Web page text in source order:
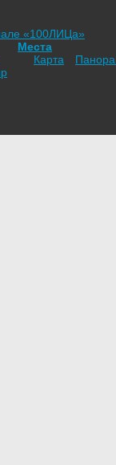
«100ЛИЦа»
Места
Карта